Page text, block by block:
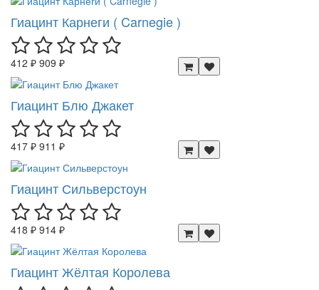
Гиацинт Карнеги ( Carnegie )
412 ₽ 909 ₽
Гиацинт Блю Джакет
417 ₽ 911 ₽
Гиацинт Сильверстоун
418 ₽ 914 ₽
Гиацинт Жёлтая Королева